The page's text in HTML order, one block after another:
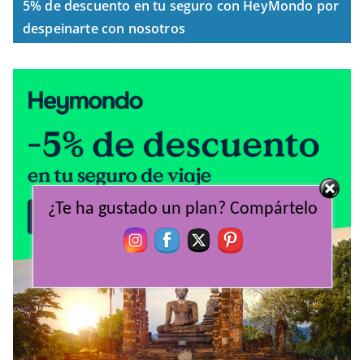
5% de descuento en tu seguro con HeyMondo por
despeinarte con nosotros
¿Te ha gustado un plan? Compártelo